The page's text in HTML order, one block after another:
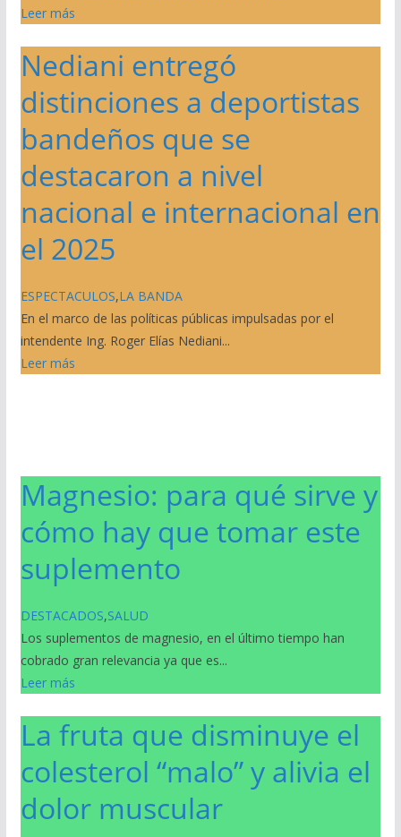
Leer más
Nediani entregó
distinciones a deportistas
bandeños que se
destacaron a nivel
nacional e internacional en
el 2025
ESPECTACULOS,LA BANDA
En el marco de las políticas públicas impulsadas por el
intendente Ing. Roger Elías Nediani...
Leer más
Magnesio: para qué sirve y
cómo hay que tomar este
suplemento
DESTACADOS,SALUD
Los suplementos de magnesio, en el último tiempo han
cobrado gran relevancia ya que es...
Leer más
La fruta que disminuye el
colesterol “malo” y alivia el
dolor muscular